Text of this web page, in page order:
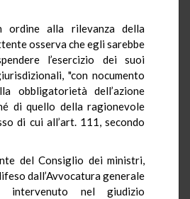
ordine alla rilevanza della
osserva che egli sarebbe
l’esercizio dei suoi
"con nocumento
obbligatorietà dell’azione
di quello della ragionevole
di cui all’art. 111, secondo
del Consiglio dei ministri,
dall’Avvocatura generale
nel giudizio